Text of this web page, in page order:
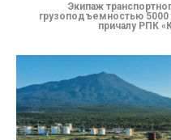
Экипаж
грузоподъемностью 5000
причалу РПК